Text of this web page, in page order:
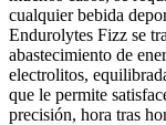
cualquier bebida
Endurolytes Fizz se
abastecimiento de
electrolitos,
que le permite
precisión, hora tras